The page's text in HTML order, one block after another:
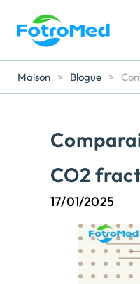
Maison > Blogue >
CO2
17/01/2025